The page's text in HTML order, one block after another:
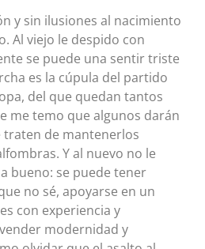
y sin ilusiones al nacimiento
Al viejo le despido con
se puede una sentir triste
es la cúpula del partido
del que quedan tantos
me temo que algunos darán
de mantenerlos
Y al nuevo no le
bueno: se puede tener
no sé, apoyarse en un
con experiencia y
modernidad y